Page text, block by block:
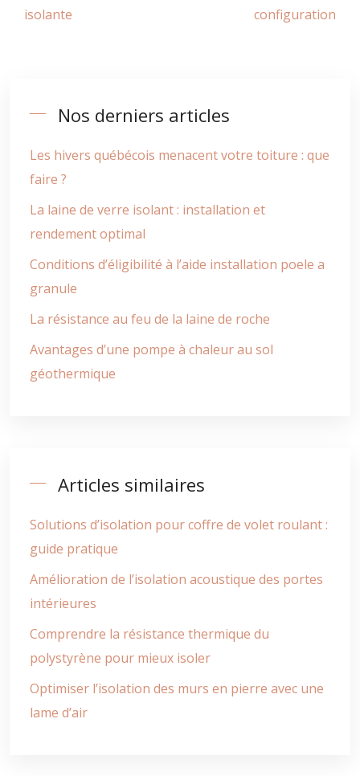
isolante
configuration
Nos derniers articles
Les hivers québécois menacent votre toiture : que
faire ?
La laine de verre isolant : installation et
rendement optimal
Conditions d’éligibilité à l’aide installation poele a
granule
La résistance au feu de la laine de roche
Avantages d’une pompe à chaleur au sol
géothermique
Articles similaires
Solutions d’isolation pour coffre de volet roulant :
guide pratique
Amélioration de l’isolation acoustique des portes
intérieures
Comprendre la résistance thermique du
polystyrène pour mieux isoler
Optimiser l’isolation des murs en pierre avec une
lame d’air